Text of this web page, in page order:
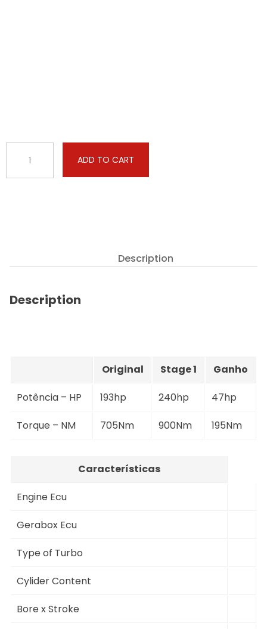
3126E
ADD TO CART
Description
Description
Original Stage 1 Ganho
Potência – HP 193hp 240hp 47hp
Torque – NM 705Nm 900Nm 195Nm
Características
Engine Ecu
Gerabox Ecu
Type of Turbo
Cylider Content
Bore x Stroke